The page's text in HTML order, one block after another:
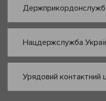
Нацдержслужба
Урядовий контактний